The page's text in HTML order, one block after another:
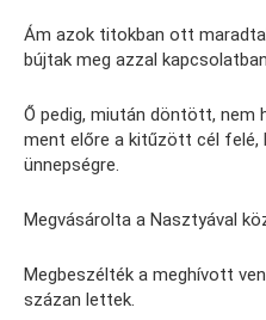
Ám azok titokban ott
bújtak meg azzal
Ő pedig, miután döntött,
ment előre a kitűzött cél felé,
ünnepségre.
Megvásárolta a Nasztyával
Megbeszélték a meghívott
százan lettek.